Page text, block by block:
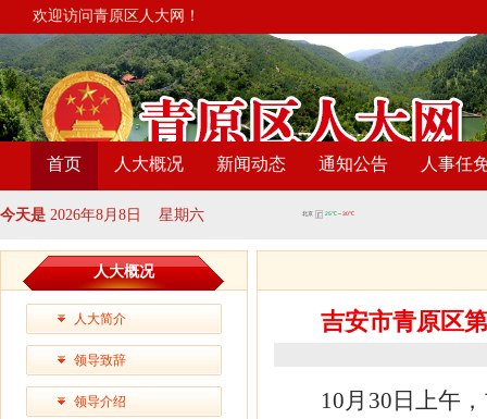
欢迎访问青原区人大网！
首页 人大概况 新闻动态 通知公告 人事任
今天是 2026年8月8日 星期六
人大概况
人大简介
领导致辞
领导介绍
吉安市青原区
10月30日上午